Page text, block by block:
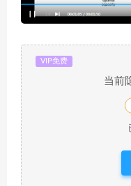
VIP免费
当前